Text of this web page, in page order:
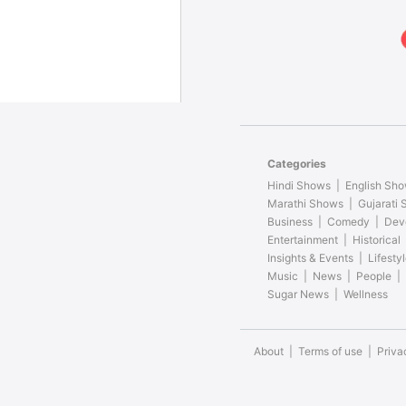
Categories
Hindi Shows
English
Marathi Shows
Gujarati
Business
Comedy
Entertainment
Historical
Insights & Events
Music
News People
Sugar News
Wellness
About Terms of use